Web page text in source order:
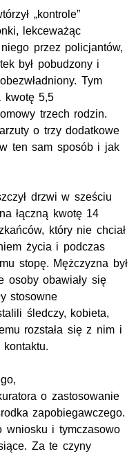
„kontrole”
lekceważąc
przez policjantów,
był pobudzony i
Tym
kwotę 5,5
trzech rodzin.
o trzy dodatkowe
w ten sam sposób i jak
drzwi w sześciu
łączną kwotę 14
który nie chciał
życia i podczas
stopę. Mężczyzna był
osoby obawiały się
stosowne
śledczy, kobieta,
rozstała się z nim i
o zastosowanie
zapobiegawczego.
wniosku i tymczasowo
Za te czyny